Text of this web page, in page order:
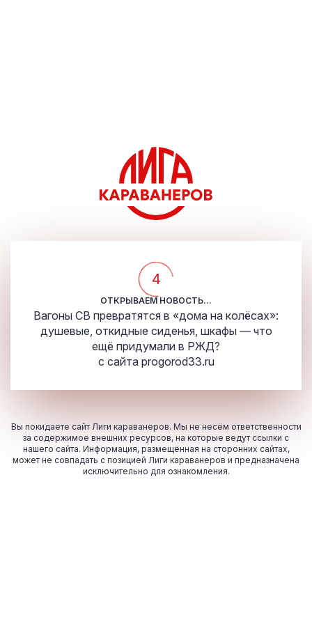
4
ОТКРЫВАЕМ НОВОСТЬ...
Вагоны СВ превратятся в «дома на колёсах»:
душевые, откидные сиденья, шкафы — что
ещё придумали в РЖД?
с сайта progorod33.ru
Вы покидаете сайт Лиги караванеров. Мы не несём ответственности
за содержимое внешних ресурсов, на которые ведут ссылки с
нашего сайта. Информация, размещённая на сторонних сайтах,
может не совпадать с позицией Лиги караванеров и предназначена
исключительно для ознакомления.